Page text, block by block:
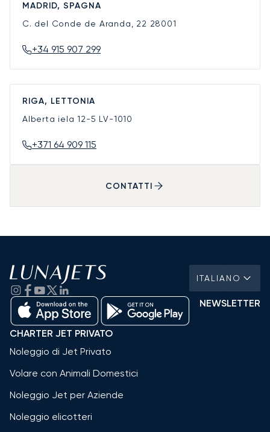
MADRID, SPAGNA
C. del Conde de Aranda, 22 28001
+34 915 907 299
RIGA, LETTONIA
Alberta iela 12-5 LV-1010
+371 64 909 115
CONTATTI
ITALIANO
NEWSLETTER
CHARTER JET PRIVATO
Noleggio di Jet Privato
Volare con Animali Domestici
Noleggio Jet per Aziende
Noleggio elicotteri